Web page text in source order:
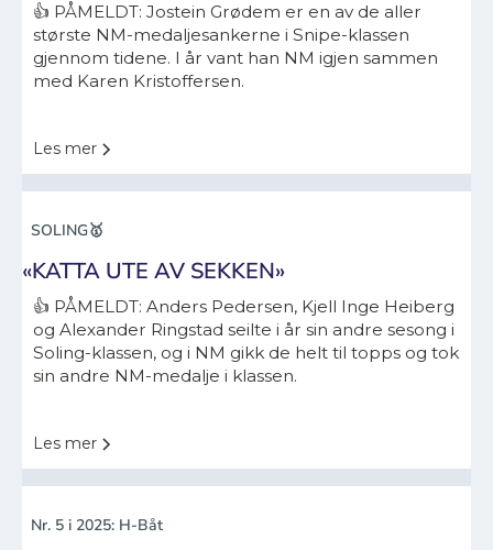
👍 PÅMELDT: Jostein Grødem er en av de aller
største NM-medaljesankerne i Snipe-klassen
gjennom tidene. I år vant han NM igjen sammen
med Karen Kristoffersen.
Les mer
SOLING🥇
«KATTA UTE AV SEKKEN»
👍 PÅMELDT: Anders Pedersen, Kjell Inge Heiberg
og Alexander Ringstad seilte i år sin andre sesong i
Soling-klassen, og i NM gikk de helt til topps og tok
sin andre NM-medalje i klassen.
Les mer
Nr. 5 i 2025: H-Båt